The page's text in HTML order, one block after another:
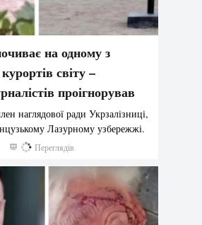
на одному з
світу –
проігнорував
наглядової ради Укрзалізниці,
Лазурному узбережжі.
204 Переглядів